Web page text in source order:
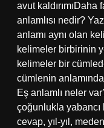
avut
anlamlısı nedir?
anlamı aynı olan
kelimeler birbirinin
kelimeler bir
cümlenin
Eş anlamlı neler
çoğunlukla
cevap, yıl-yıl,